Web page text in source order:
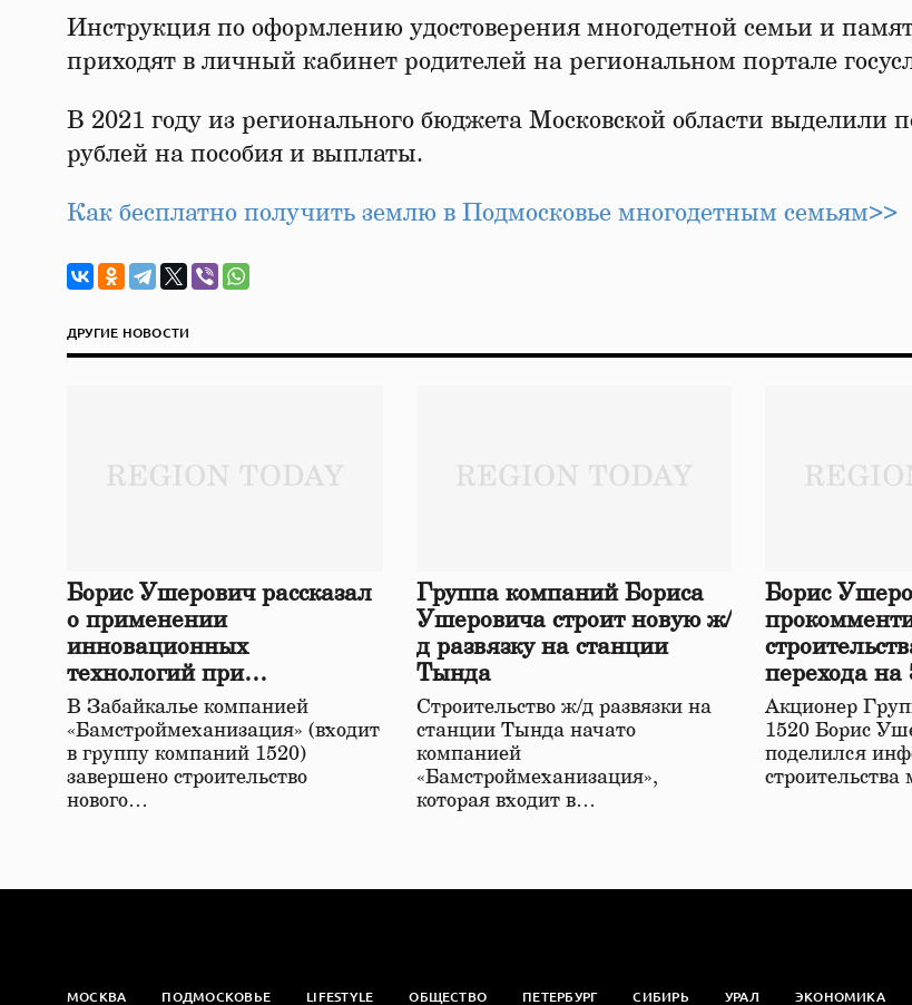
Инструкция по оформлению удостоверения многодетной семьи и
приходят в личный кабинет родителей на региональном портале
В 2021 году из регионального бюджета Московской области выделили
рублей на пособия и выплаты.
Как бесплатно получить землю в Подмосковье многодетным семьям>>
ДРУГИЕ НОВОСТИ
Борис Ушерович рассказал
о применении
инновационных
технологий при
строительстве нового моста
в Забайкалье
В Забайкалье компанией
«Бамстроймеханизация» (входит
в группу компаний 1520)
завершено строительство
нового…
Группа компаний Бориса
Ушеровича строит новую ж/
д развязку на станции
Тында
Строительство ж/д развязки на
станции Тында начато
компанией
«Бамстроймеханизация»,
которая входит в…
Борис
перехода на
железной
Акционер
1520 Борис
поделился
строительства
МОСКВА ПОДМОСКОВЬЕ LIFESTYLE ОБЩЕСТВО ПЕТЕРБУРГ СИБИРЬ УРАЛ ЭКОНОМИКА